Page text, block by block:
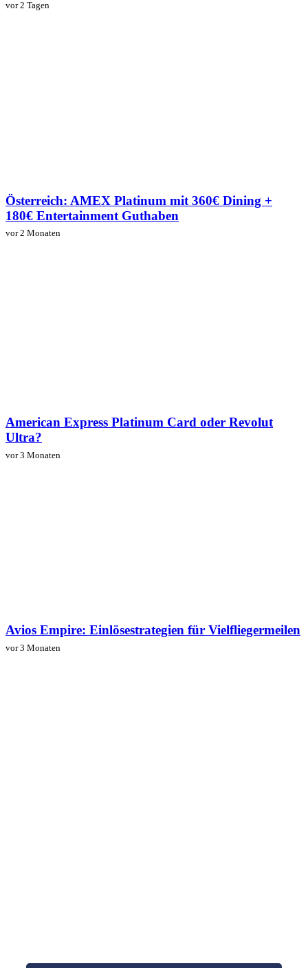
vor 2 Tagen
Österreich: AMEX Platinum mit 360€ Dining +
180€ Entertainment Guthaben
vor 2 Monaten
American Express Platinum Card oder Revolut
Ultra?
vor 3 Monaten
Avios Empire: Einlösestrategien für Vielfliegermeilen
vor 3 Monaten